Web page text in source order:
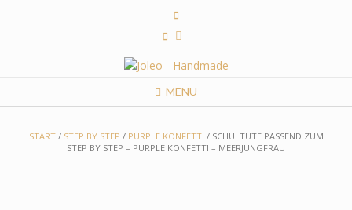
MENU
START/ STEP BY STEP / PURPLE KONFETTI / SCHULTÜTE PASSEND ZUM
STEP BY STEP – PURPLE KONFETTI – MEERJUNGFRAU